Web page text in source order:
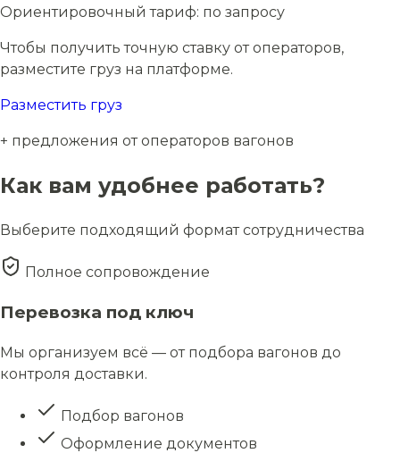
Ориентировочный тариф: по запросу
Чтобы получить точную ставку от операторов,
разместите груз на платформе.
Разместить груз
+ предложения от операторов вагонов
Как вам удобнее работать?
Выберите подходящий формат сотрудничества
Полное сопровождение
Перевозка под ключ
Мы организуем всё — от подбора вагонов до
контроля доставки.
Подбор вагонов
Оформление документов